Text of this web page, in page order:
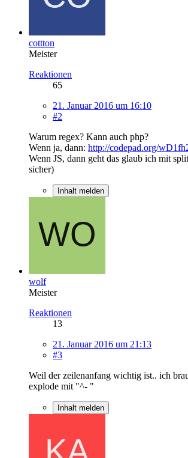
cottton
Meister
Reaktionen
65
21. Januar 2016 um 16:10
#2
Warum regex? Kann auch php?
Wenn ja, dann: http://codepad.org/
Wenn JS, dann geht das glaub ich mit
sicher)
Inhalt melden
wolf
Meister
Reaktionen
13
21. Januar 2016 um 21:13
#3
Weil der zeilenanfang wichtig ist.. ich
explode mit "^- "
Inhalt melden